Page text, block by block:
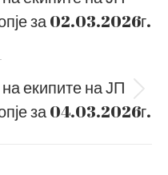
за 02.03.2026г.
екипите на ЈП
за 04.03.2026г.